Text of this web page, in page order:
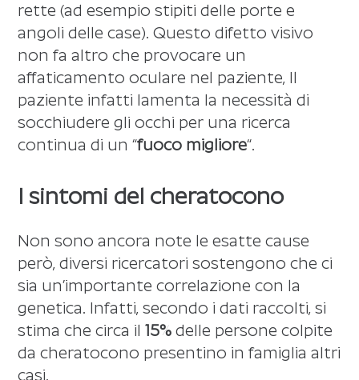
rette (ad esempio stipiti delle porte e
angoli delle case). Questo difetto visivo
non fa altro che provocare un
affaticamento oculare nel paziente, Il
paziente infatti lamenta la necessità di
socchiudere gli occhi per una ricerca
continua di un “fuoco migliore“.
I sintomi del cheratocono
Non sono ancora note le esatte cause
però, diversi ricercatori sostengono che ci
sia un’importante correlazione con la
genetica. Infatti, secondo i dati raccolti, si
stima che circa il15% delle persone colpite
da cheratocono presentino in famiglia altri
casi.